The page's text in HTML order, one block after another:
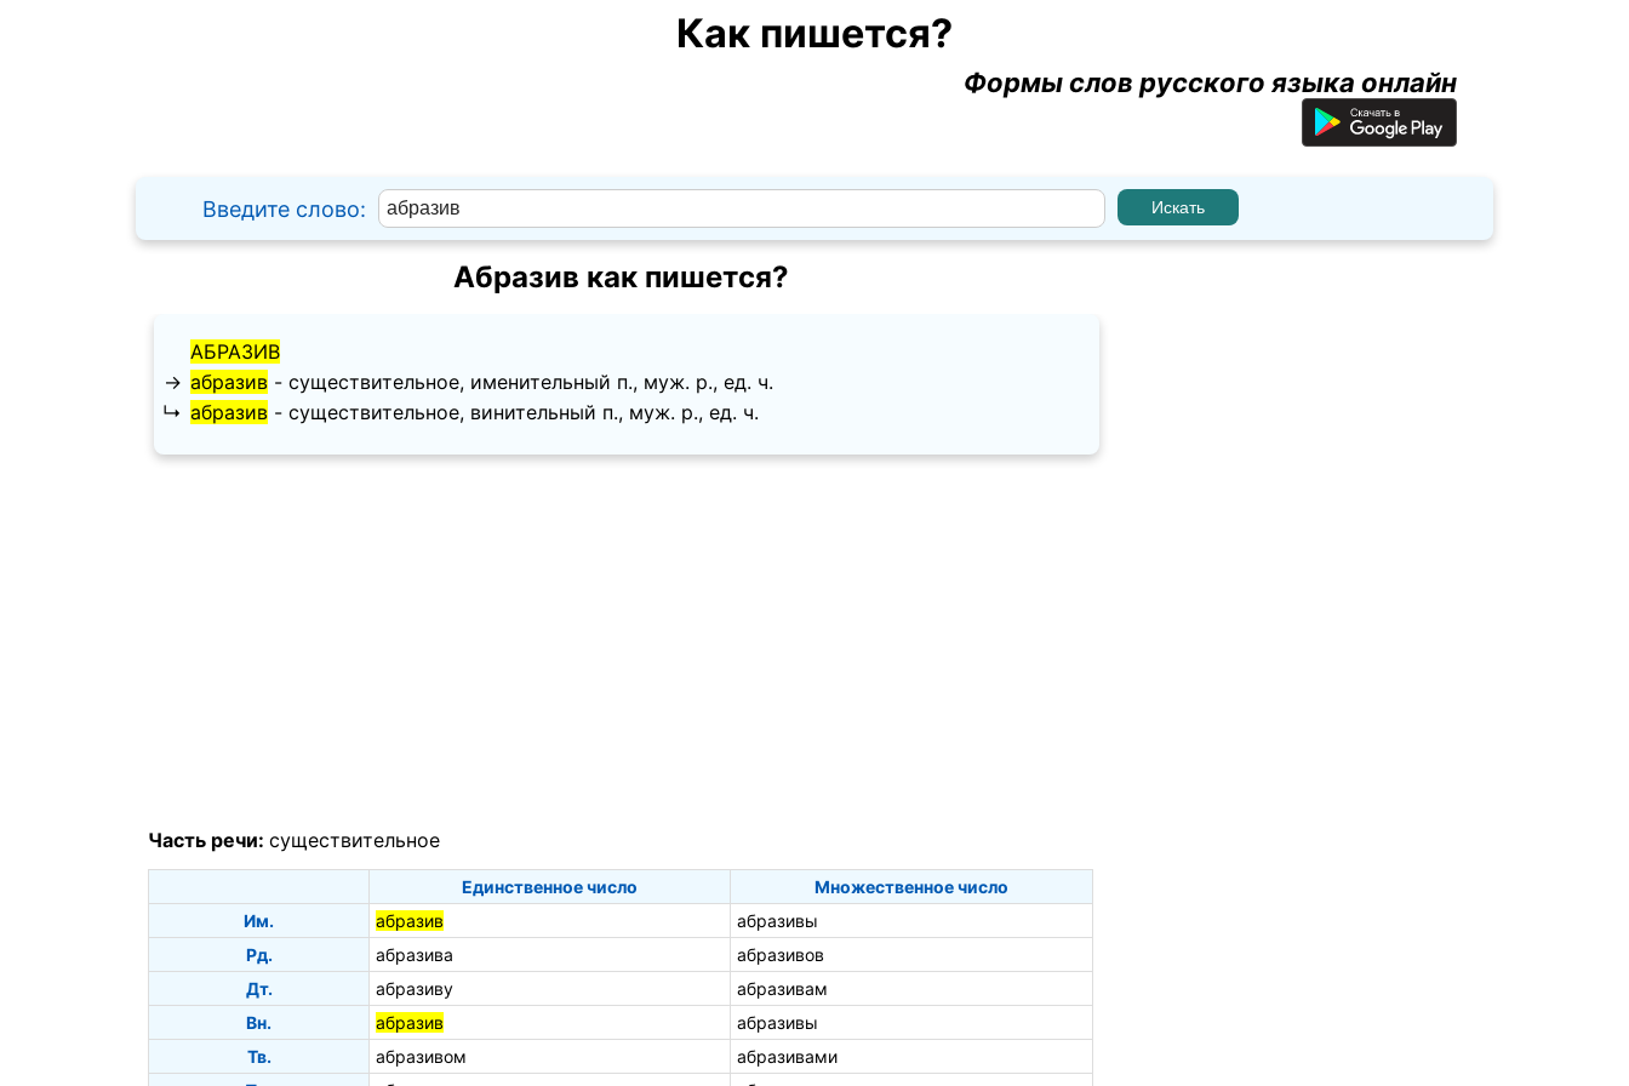
Как пишется?
Формы слов русского языка онлайн
Введите слово:
Абразив как пишется?
АБРАЗИВ
→ абразив - существительное, именительный п., муж. p., ед. ч.
↳ абразив - существительное, винительный п., муж. p., ед. ч.
Часть речи: существительное
Единственное число
Множественное число
Им.
абразив
абразивы
Рд.
абразива
абразивов
Дт.
абразиву
абразивам
Вн.
абразив
абразивы
Тв.
абразивом
абразивами